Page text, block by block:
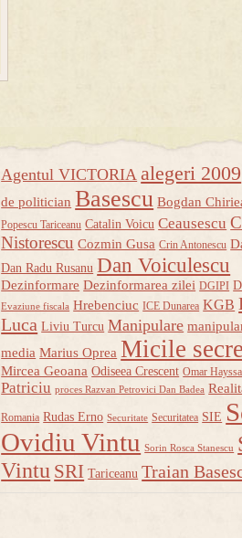
Agentul VICTORIA alegeri 2009
de politician Basescu Bogdan
Popescu Tariceanu Catalin Voicu Ceausescu
Nistorescu Cozmin Gusa Crin Antonescu
Dan Radu Rusanu Dan Voiculescu
Dezinformare Dezinformarea zilei DGIPI
Evaziune fiscala Hrebenciuc ICE Dunarea KGB
Luca Liviu Turcu Manipulare
media Marius Oprea Micile
Mircea Geoana Odiseea Crescent Omar
Patriciu proces Razvan Petrovici Dan Badea
Romania Rudas Erno Securitate Securitatea SIE
Ovidiu Vintu Sorin Rosca Stanescu
Vintu SRI Tariceanu Traian